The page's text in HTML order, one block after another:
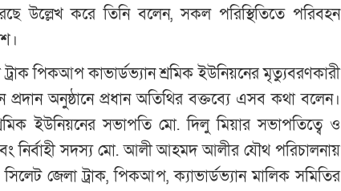
উল্লেখ করে তিনি বলেন, সকল পরিস্থিতিতে পরিবহন
পিকআপ কাভার্ডভ্যান শ্রমিক ইউনিয়নের মৃত্যুবরণকারী
অনুষ্ঠানে প্রধান অতিথির বক্তব্যে এসব কথা বলেন।
ইউনিয়নের সভাপতি মো. দিলু মিয়ার সভাপতিত্বে ও
নির্বাহী সদস্য মো. আলী আহমদ আলীর যৌথ পরিচালনায়
জেলা ট্রাক, পিকআপ, ক্যাভার্ডভ্যান মালিক সমিতির